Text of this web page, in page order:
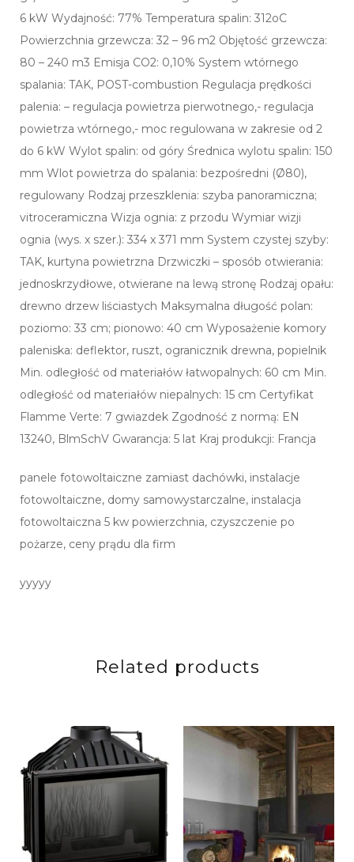
6 kW Wydajność: 77% Temperatura spalin: 312oC
Powierzchnia grzewcza: 32 – 96 m2 Objętość grzewcza:
80 – 240 m3 Emisja CO2: 0,10% System wtórnego
spalania: TAK, POST-combustion Regulacja prędkości
palenia: – regulacja powietrza pierwotnego,- regulacja
powietrza wtórnego,- moc regulowana w zakresie od 2
do 6 kW Wylot spalin: od góry Średnica wylotu spalin: 150
mm Wlot powietrza do spalania: bezpośredni (Ø80),
regulowany Rodzaj przeszklenia: szyba panoramiczna;
vitroceramiczna Wizja ognia: z przodu Wymiar wizji
ognia (wys. x szer.): 334 x 371 mm System czystej szyby:
TAK, kurtyna powietrzna Drzwiczki – sposób otwierania:
jednoskrzydłowe, otwierane na lewą stronę Rodzaj opału:
drewno drzew liściastych Maksymalna długość polan:
poziomo: 33 cm; pionowo: 40 cm Wyposażenie komory
paleniska: deflektor, ruszt, ogranicznik drewna, popielnik
Min. odległość od materiałów łatwopalnych: 60 cm Min.
odległość od materiałów niepalnych: 15 cm Certyfikat
Flamme Verte: 7 gwiazdek Zgodność z normą: EN
13240, BlmSchV Gwarancja: 5 lat Kraj produkcji: Francja
panele fotowoltaiczne zamiast dachówki, instalacje
fotowoltaiczne, domy samowystarczalne, instalacja
fotowoltaiczna 5 kw powierzchnia, czyszczenie po
pożarze, ceny prądu dla firm
yyyyy
Related products